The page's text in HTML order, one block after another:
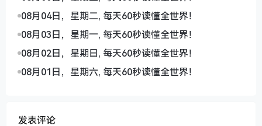
08月04日，星期二, 每天60秒读懂全世界！
08月03日，星期一, 每天60秒读懂全世界！
08月02日，星期日, 每天60秒读懂全世界！
08月01日，星期六, 每天60秒读懂全世界！
发表评论